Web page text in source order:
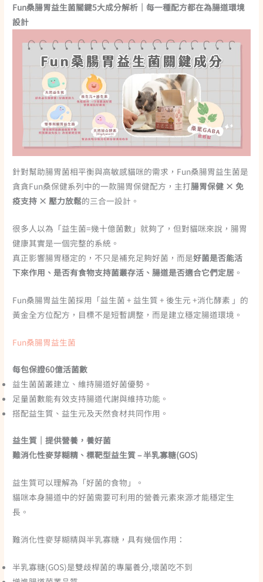
Fun桑腸胃益生菌關鍵5大成分解析｜每一種配方都在為腸道環境
設計
針對幫助腸胃菌相平衡與高敏感貓咪的需求，Fun桑腸胃益生菌是
貪貪Fun桑保健系列中的一款腸胃保健配方，主打腸胃保健 × 免
疫支持 × 壓力放鬆的三合一設計。
很多人以為「益生菌=幾十億菌數」就夠了，但對貓咪來說，腸胃
健康其實是一個完整的系統。
真正影響腸胃穩定的，不只是補充足夠好菌，而是好菌是否能活
下來作用、是否有食物支持菌叢存活、腸道是否適合它們定居 。
Fun桑腸胃益生菌採用「益生菌 + 益生質 + 後生元 +消化酵素 」的
黃金全方位配方，目標不是短暫調整，而是建立穩定腸道環境。
Fun桑腸胃益生菌
每包保證60億活菌數
益生菌菌叢建立、維持腸道好菌優勢。
足量菌數能有效支持腸道代謝與維持功能。
搭配益生質、益生元及天然食材共同作用。
益生質｜提供營養，養好菌
難消化性麥芽糊精、標靶型益生質 – 半乳寡糖(GOS)
益生質可以理解為「好菌的食物」。
貓咪本身腸道中的好菌需要可利用的營養元素來源才能穩定生
長。
難消化性麥芽糊精與半乳寡糖，具有幾個作用：
半乳寡糖(GOS)是雙歧桿菌的專屬養分,壞菌吃不到